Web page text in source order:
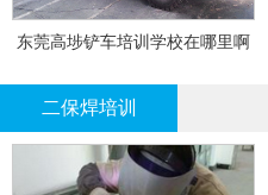
东莞高埗铲车培训学校在哪里啊
二保焊培训